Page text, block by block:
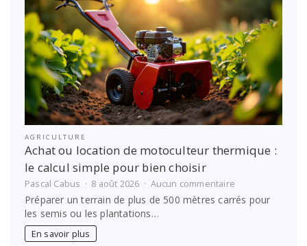
AGRICULTURE
Achat ou location de motoculteur thermique :
le calcul simple pour bien choisir
Pascal Cabus 8 août 2026 Aucun commentaire
Achat
ou
Préparer un terrain de plus de 500 mètres carrés pour
les semis ou les plantations…
En savoir plus